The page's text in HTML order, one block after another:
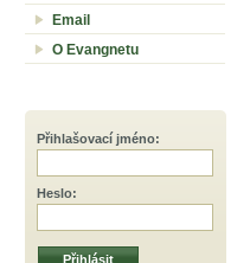
Email
O Evangnetu
Přihlašovací jméno:
Heslo: